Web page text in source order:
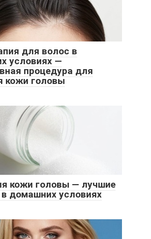
для волос в
условиях —
процедура для
кожи головы
кожи головы — лучшие
домашних условиях